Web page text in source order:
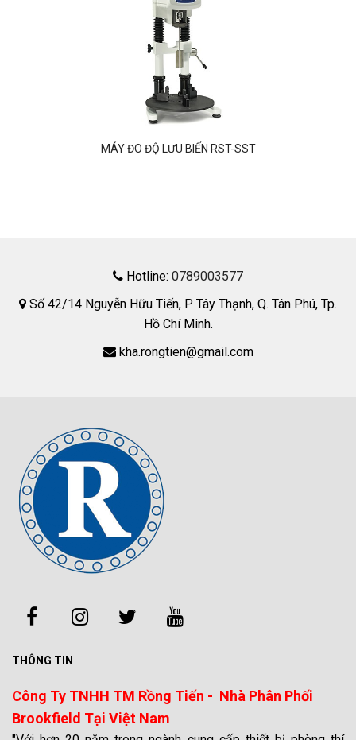
MÁY ĐO ĐỘ LƯU BIẾN RST-SST
Hotline: 0789003577
Số 42/14 Nguyễn Hữu Tiến, P. Tây Thạnh, Q. Tân Phú, Tp.
Hồ Chí Minh.
kha.rongtien@gmail.com
THÔNG TIN
Công Ty TNHH TM Rồng Tiến - Nhà Phân Phối
Brookfield Tại Việt Nam